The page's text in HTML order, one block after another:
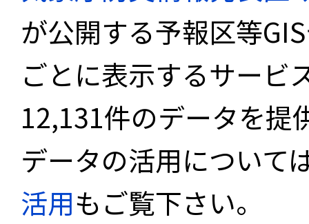
が公開する予報区等
ごとに表示するサービ
12,131件のデータを提
データの活用について
活用もご覧下さい。